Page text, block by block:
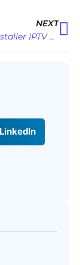
NEXT
Comment installer IPTV Smarters Pro APK
LinkedIn